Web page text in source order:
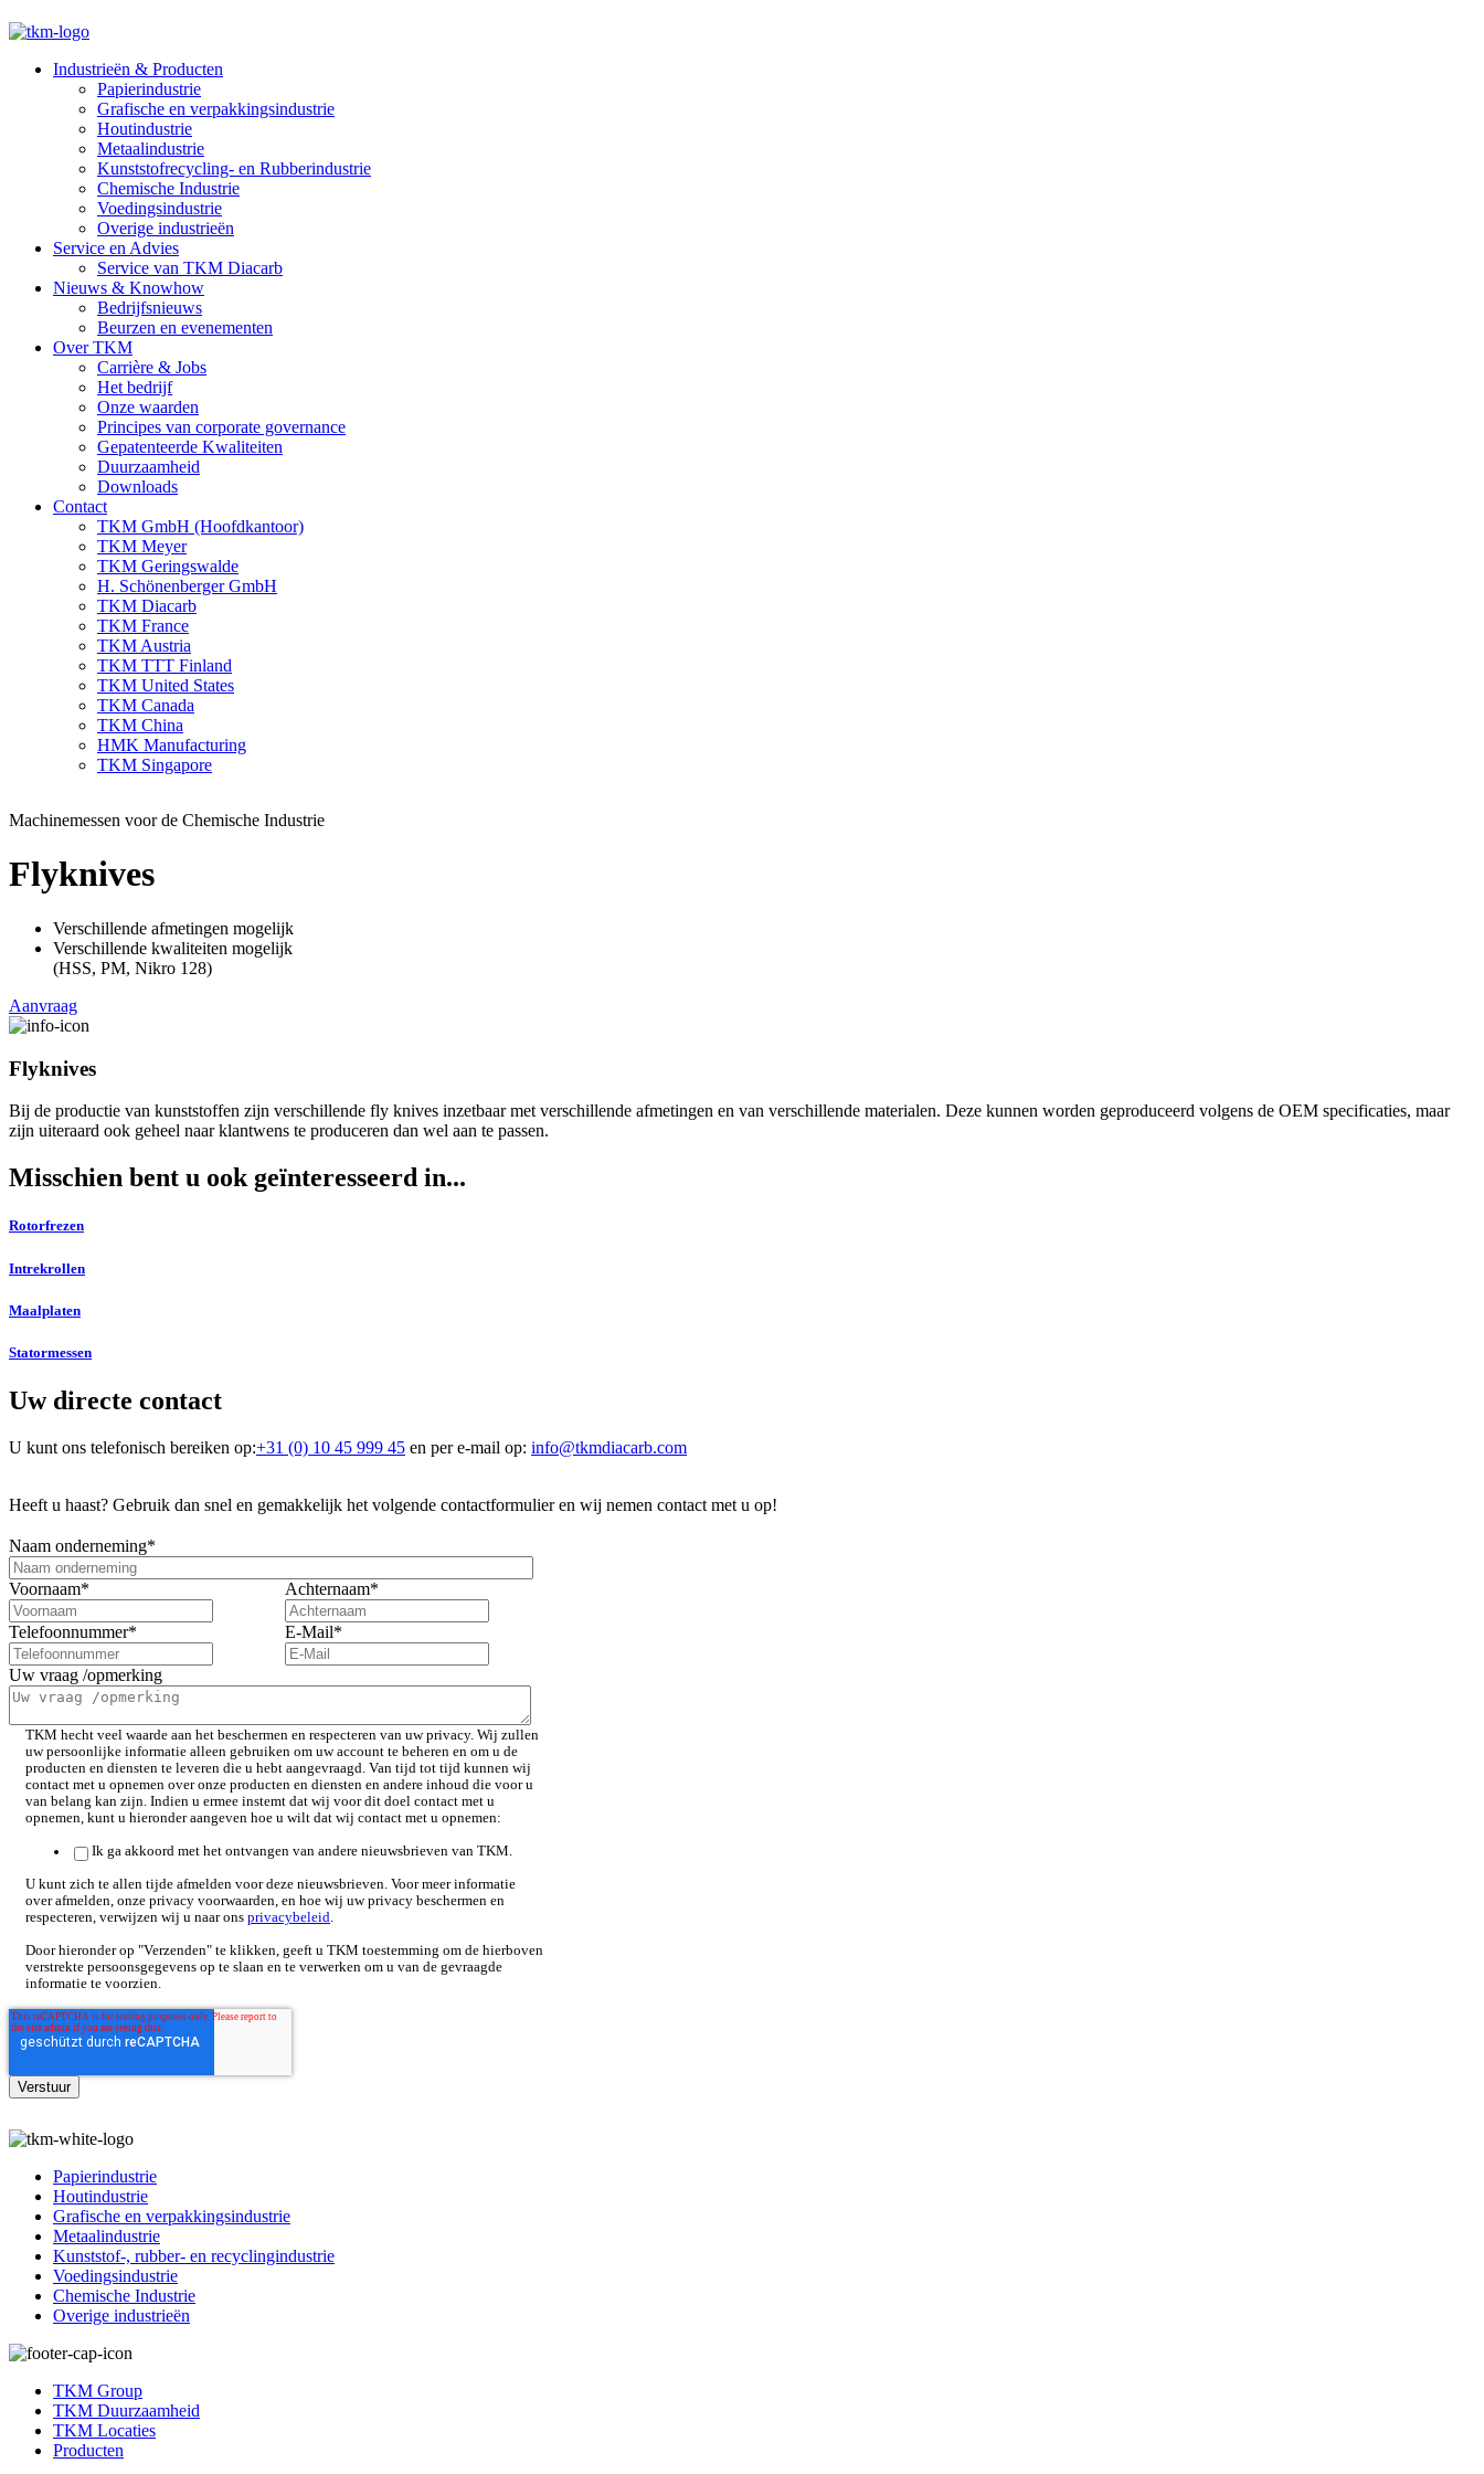
Industrieën & Producten
Papierindustrie
Grafische en verpakkingsindustrie
Houtindustrie
Metaalindustrie
Kunststofrecycling- en Rubberindustrie
Chemische Industrie
Voedingsindustrie
Overige industrieën
Service en Advies
Service van TKM Diacarb
Nieuws & Knowhow
Bedrijfsnieuws
Beurzen en evenementen
Over TKM
Carrière & Jobs
Het bedrijf
Onze waarden
Principes van corporate governance
Gepatenteerde Kwaliteiten
Duurzaamheid
Downloads
Contact
TKM GmbH (Hoofdkantoor)
TKM Meyer
TKM Geringswalde
H. Schönenberger GmbH
TKM Diacarb
TKM France
TKM Austria
TKM TTT Finland
TKM United States
TKM Canada
TKM China
HMK Manufacturing
TKM Singapore
Machinemessen voor de Chemische Industrie
Flyknives
Verschillende afmetingen mogelijk
Verschillende kwaliteiten mogelijk
(HSS, PM, Nikro 128)
Aanvraag
Flyknives
Bij de productie van kunststoffen zijn verschillende fly knives inzetbaar met verschillende afmetingen en van verschillende materialen. Deze kunnen worden geproduceerd volgens de OEM specificaties, maar
zijn uiteraard ook geheel naar klantwens te produceren dan wel aan te passen.
Misschien bent u ook geïnteresseerd in...
Rotorfrezen
Intrekrollen
Maalplaten
Statormessen
Uw directe contact
U kunt ons telefonisch bereiken op:+31 (0) 10 45 999 45 en per e-mail op: info@tkmdiacarb.com
Heeft u haast? Gebruik dan snel en gemakkelijk het volgende contactformulier en wij nemen contact met u op!
Naam onderneming*
Voornaam* Achternaam*
Telefoonnummer* E-Mail*
Uw vraag /opmerking
TKM hecht veel waarde aan het beschermen en respecteren van uw privacy. Wij zullen
uw persoonlijke informatie alleen gebruiken om uw account te beheren en om u de
producten en diensten te leveren die u hebt aangevraagd. Van tijd tot tijd kunnen wij
contact met u opnemen over onze producten en diensten en andere inhoud die voor u
van belang kan zijn. Indien u ermee instemt dat wij voor dit doel contact met u
opnemen, kunt u hieronder aangeven hoe u wilt dat wij contact met u opnemen:
Ik ga akkoord met het ontvangen van andere nieuwsbrieven van TKM.
U kunt zich te allen tijde afmelden voor deze nieuwsbrieven. Voor meer informatie
over afmelden, onze privacy voorwaarden, en hoe wij uw privacy beschermen en
respecteren, verwijzen wij u naar ons privacybeleid
Door hieronder op "Verzenden" te klikken, geeft u TKM toestemming om de hierboven
verstrekte persoonsgegevens op te slaan en te verwerken om u van de gevraagde
informatie te voorzien.
Papierindustrie
Houtindustrie
Grafische en verpakkingsindustrie
Metaalindustrie
Kunststof-, rubber- en recyclingindustrie
Voedingsindustrie
Chemische Industrie
Overige industrieën
TKM Group
TKM Duurzaamheid
TKM Locaties
Producten